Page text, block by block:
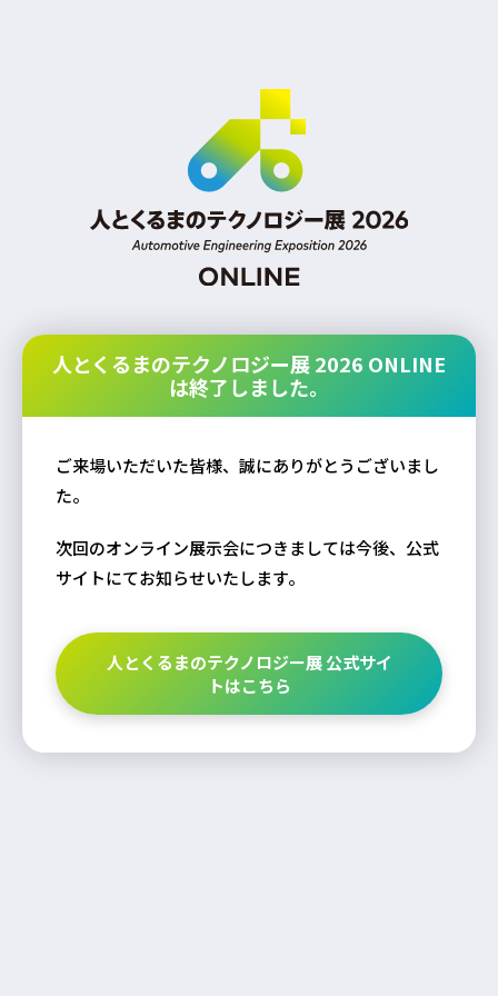
人とくるまのテクノロジー展 2026 ONLINE
は終了しました。
ご来場いただいた皆様、誠にありがとうございまし
た。
次回のオンライン展示会につきましては今後、公式
サイトにてお知らせいたします。
人とくるまのテクノロジー展 公式サイ
トはこちら